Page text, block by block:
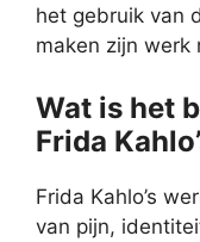
het gebruik van
maken zijn werk
Wat is het
Frida
Frida Kahlo’s
van pijn,